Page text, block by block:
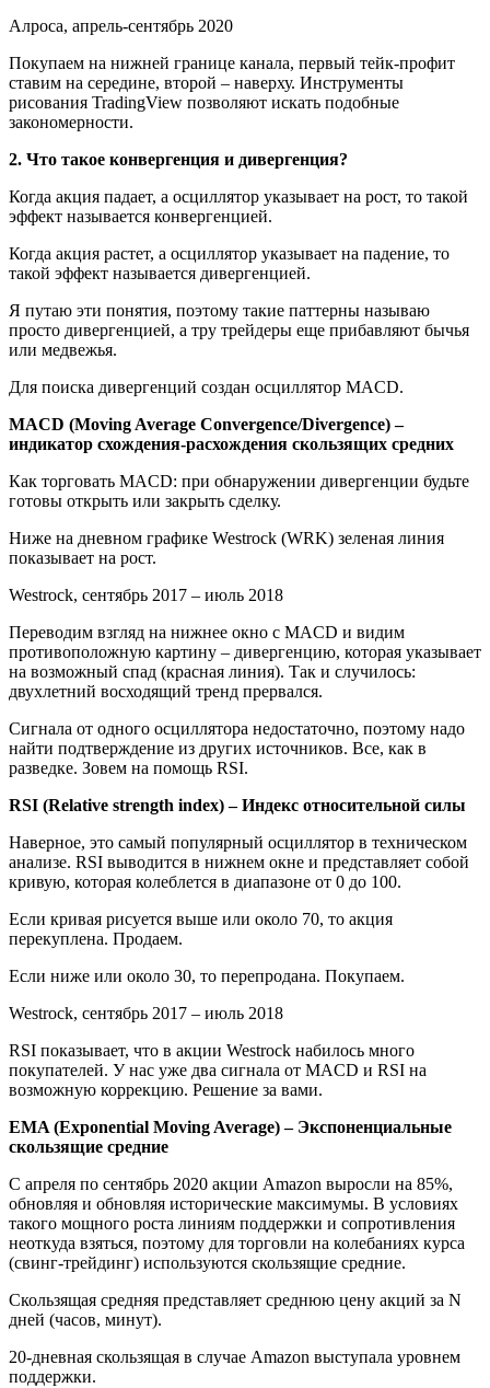
Алроса, апрель-сентябрь 2020
Покупаем на нижней границе канала, первый тейк-профит
ставим на середине, второй – наверху. Инструменты
рисования TradingView позволяют искать подобные
закономерности.
2. Что такое конвергенция и дивергенция?
Когда акция падает, а осциллятор указывает на рост, то такой
эффект называется конвергенцией.
Когда акция растет, а осциллятор указывает на падение, то
такой эффект называется дивергенцией.
Я путаю эти понятия, поэтому такие паттерны называю
просто дивергенцией, а тру трейдеры еще прибавляют бычья
или медвежья.
Для поиска дивергенций создан осциллятор MACD.
MACD (Moving Average Convergence/Divergence) –
индикатор схождения-расхождения скользящих средних
Как торговать MACD: при обнаружении дивергенции будьте
готовы открыть или закрыть сделку.
Ниже на дневном графике Westrock (WRK) зеленая линия
показывает на рост.
Westrock, сентябрь 2017 – июль 2018
Переводим взгляд на нижнее окно с MACD и видим
противоположную картину – дивергенцию, которая указывает
на возможный спад (красная линия). Так и случилось:
двухлетний восходящий тренд прервался.
Сигнала от одного осциллятора недостаточно, поэтому надо
найти подтверждение из других источников. Все, как в
разведке. Зовем на помощь RSI.
RSI (Relative strength index) – Индекс относительной силы
Наверное, это самый популярный осциллятор в техническом
анализе. RSI выводится в нижнем окне и представляет собой
кривую, которая колеблется в диапазоне от 0 до 100.
Если кривая рисуется выше или около 70, то акция
перекуплена. Продаем.
Если ниже или около 30, то перепродана. Покупаем.
Westrock, сентябрь 2017 – июль 2018
RSI показывает, что в акции Westrock набилось много
покупателей. У нас уже два сигнала от MACD и RSI на
возможную коррекцию. Решение за вами.
EMA (Exponential Moving Average) – Экспоненциальные
скользящие средние
С апреля по сентябрь 2020 акции Amazon выросли на 85%,
обновляя и обновляя исторические максимумы. В условиях
такого мощного роста линиям поддержки и сопротивления
неоткуда взяться, поэтому для торговли на колебаниях курса
(свинг-трейдинг) используются скользящие средние.
Скользящая средняя представляет среднюю цену акций за N
дней (часов, минут).
20-дневная скользящая в случае Amazon выступала уровнем
поддержки.